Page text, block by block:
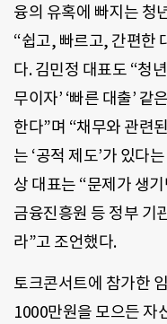
융의 유혹에 빠지는 청
“쉽고, 빠르고, 간편한
다. 김민정 대표도 “청
무이자’ ‘빠른 대출’
한다”며 “채무와 관련
는 ‘공적 제도’가 있다
상 대표는 “문제가 생
금융진흥원 등 정부 기
라”고 조언했다.
토크콘서트에 참가한
1000만원을 모으든 자